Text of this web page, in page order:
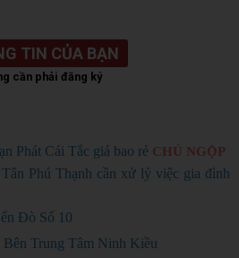
TIN CỦA BẠN
cần phải đăng ký
Phát Cái Tắc giá bao rẻ CHỦ NGỘP
Phú Thạnh cần xử lý việc gia đình
Đò Số 10
Trung Tâm Ninh Kiều